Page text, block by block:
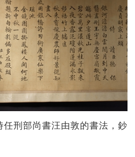
刑部尚書汪由敦的書法，鈔